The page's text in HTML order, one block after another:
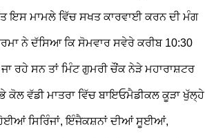
ਇਸ ਮਾਮਲੇ ਵਿੱਚ ਸਖਤ ਕਾਰਵਾਈ ਕਰਨ ਦੀ ਮੰਗ
ਨੇ ਦੱਸਿਆ ਕਿ ਸੋਮਵਾਰ ਸਵੇਰੇ ਕਰੀਬ 10:30
ਰਹੇ ਸਨ ਤਾਂ ਮਿੰਟ ਗੁਮਰੀ ਚੌਂਕ ਨੇੜੇ ਮਹਾਰਾਸ਼ਟਰ
ਵੱਡੀ ਮਾਤਰਾ ਵਿੱਚ ਬਾਇਓਮੈਡੀਕਲ ਕੂੜਾ ਖੁੱਲ੍ਹੇ
ਸਿਰਿੰਜਾਂ, ਇੰਜੈਕਸ਼ਨਾਂ ਦੀਆਂ ਸੂਈਆਂ,